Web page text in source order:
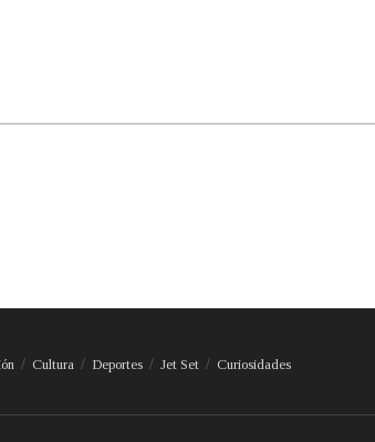
Cultura Deportes Jet Set Curiosidades